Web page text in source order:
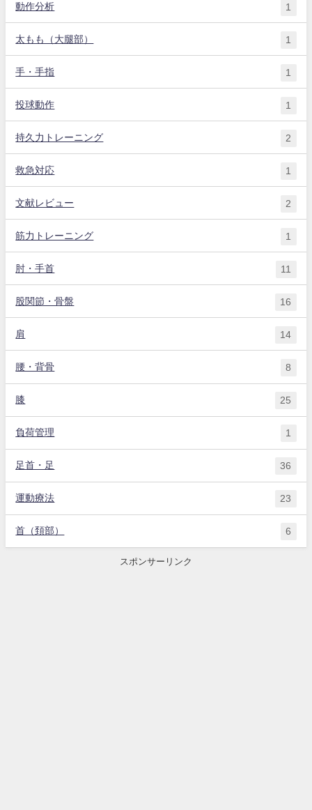
動作分析 1
太もも（大腿部） 1
手・手指 1
投球動作 1
持久力トレーニング 2
救急対応 1
文献レビュー 2
筋力トレーニング 1
肘・手首 11
股関節・骨盤 16
肩 14
腰・背骨 8
膝 25
負荷管理 1
足首・足 36
運動療法 23
首（頚部） 6
スポンサーリンク